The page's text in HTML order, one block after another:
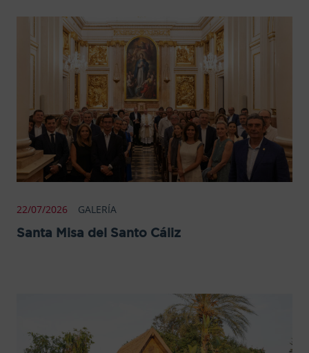
22/07/2026 GALERÍA
Santa Misa del Santo Cáliz